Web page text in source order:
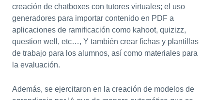
creación de chatboxes con tutores virtuales; el uso
generadores para importar contenido en PDF a
aplicaciones de ramificación como kahoot, quizizz,
question well, etc…, Y también crear fichas y plantillas
de trabajo para los alumnos, así como materiales para
la evaluación.
Además, se ejercitaron en la creación de modelos de